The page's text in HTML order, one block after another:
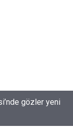
Mağaraları ve